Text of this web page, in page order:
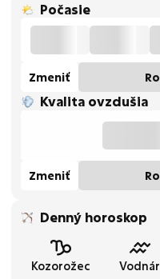
Počasie
Zmeniť
Kvalita ovzdušia
Zmeniť
Denný horoskop
Kozorožec Vodnár